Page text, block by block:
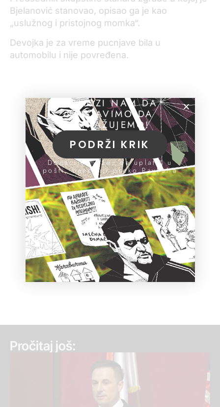
Bjelanović stanovao, opisao ga je kao
„uslužnog i pristojnog momka“.
Devojka je za vreme pucnjave bila u
automobilu i nije povređena.
Pročitaj još:
POMOZI NAM DA
NASTAVIMO DA
ISTRAŽUJEMO!
PODRŽI KRIK
Donacije možeš da uplatiš u
pošti, banci ili preko PayPal-a